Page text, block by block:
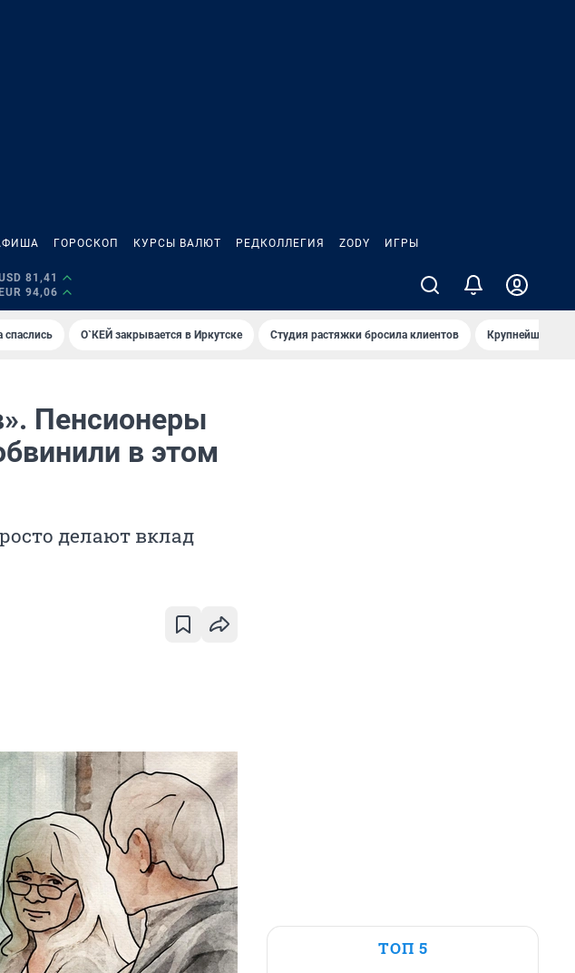
ГОРОСКОП КУРСЫ ВАЛЮТ РЕДКОЛЛЕГИЯ ZODY ИГРЫ
81,41
EUR 94,06
спаслись О`КЕЙ закрывается в Иркутске Студия растяжки бросила клиентов Крупнейшие
Пенсионеры
в этом
делают вклад
ТОП 5